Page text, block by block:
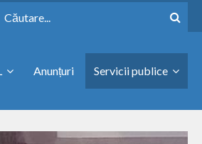
Anunțuri Servicii publice